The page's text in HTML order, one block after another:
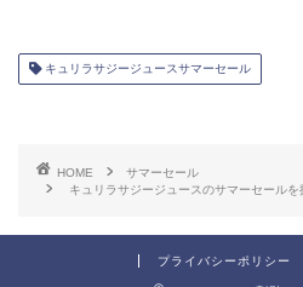
キュリラサジージュースサマーセール
HOME
サマーセール
キュリラサジージュースのサマーセール
プライバシーポリシー